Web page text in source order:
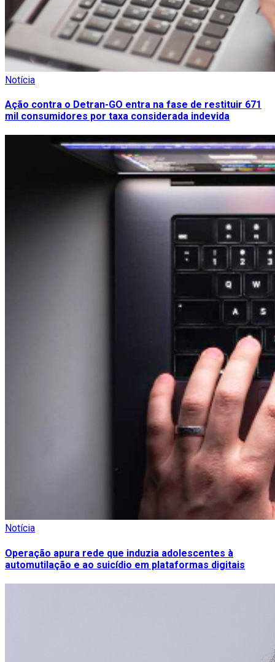
Notícia
Ação contra o Detran-GO entra na fase de restituir 671
mil consumidores por taxa considerada indevida
Notícia
Operação apura rede que induzia adolescentes à
automutilação e ao suicídio em plataformas digitais